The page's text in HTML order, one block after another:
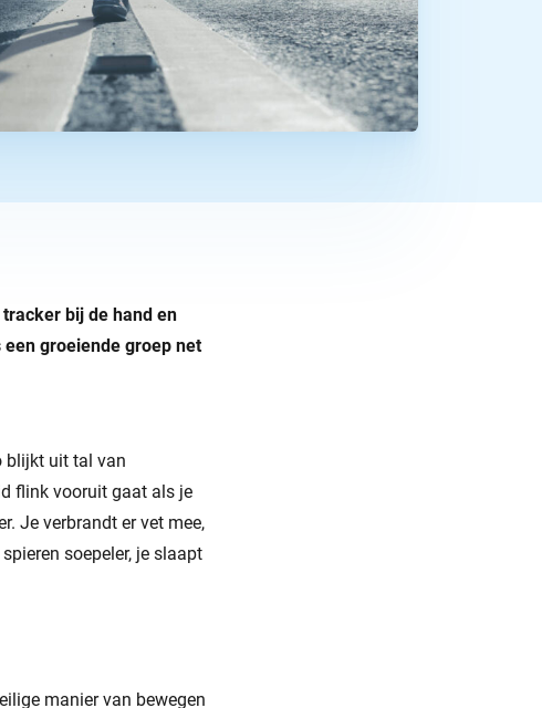
bij de hand en
groeiende groep net
blijkt uit tal van
flink vooruit gaat als je
Je verbrandt er vet mee,
soepeler, je slaapt
manier van bewegen